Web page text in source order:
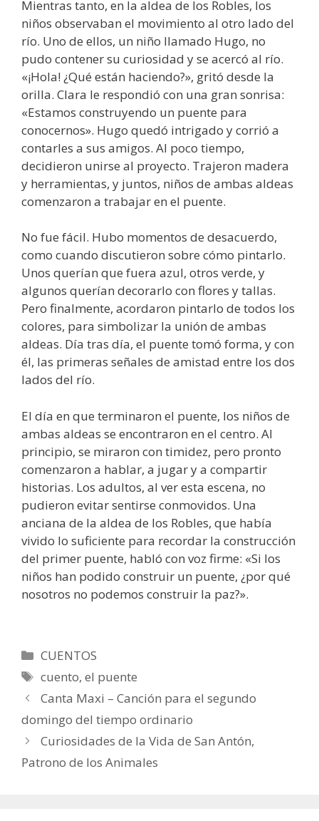
Mientras tanto, en la aldea de los Robles, los
niños observaban el movimiento al otro lado del
río. Uno de ellos, un niño llamado Hugo, no
pudo contener su curiosidad y se acercó al río.
«¡Hola! ¿Qué están haciendo?», gritó desde la
orilla. Clara le respondió con una gran sonrisa:
«Estamos construyendo un puente para
conocernos». Hugo quedó intrigado y corrió a
contarles a sus amigos. Al poco tiempo,
decidieron unirse al proyecto. Trajeron madera
y herramientas, y juntos, niños de ambas aldeas
comenzaron a trabajar en el puente.
No fue fácil. Hubo momentos de desacuerdo,
como cuando discutieron sobre cómo pintarlo.
Unos querían que fuera azul, otros verde, y
algunos querían decorarlo con flores y tallas.
Pero finalmente, acordaron pintarlo de todos los
colores, para simbolizar la unión de ambas
aldeas. Día tras día, el puente tomó forma, y con
él, las primeras señales de amistad entre los dos
lados del río.
El día en que terminaron el puente, los niños de
ambas aldeas se encontraron en el centro. Al
principio, se miraron con timidez, pero pronto
comenzaron a hablar, a jugar y a compartir
historias. Los adultos, al ver esta escena, no
pudieron evitar sentirse conmovidos. Una
anciana de la aldea de los Robles, que había
vivido lo suficiente para recordar la construcción
del primer puente, habló con voz firme: «Si los
niños han podido construir un puente, ¿por qué
nosotros no podemos construir la paz?».
Categorías
CUENTOS
Etiquetas
cuento,el puente
Canta Maxi – Canción para el segundo
domingo del tiempo ordinario
Curiosidades de la Vida de San Antón,
Patrono de los Animales